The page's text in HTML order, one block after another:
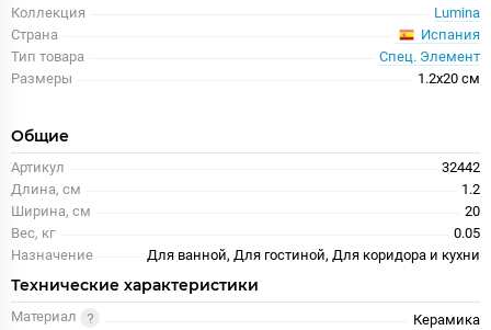
Коллекция
Lumina
Страна
Испания
Тип товара
Спец. Элемент
Размеры
1.2x20 см
Общие
Артикул
32442
Длина, см
1.2
Ширина, см
20
Вес, кг
0.05
Назначение
Для ванной, Для гостиной, Для коридора и кухни
Технические характеристики
Материал
Керамика